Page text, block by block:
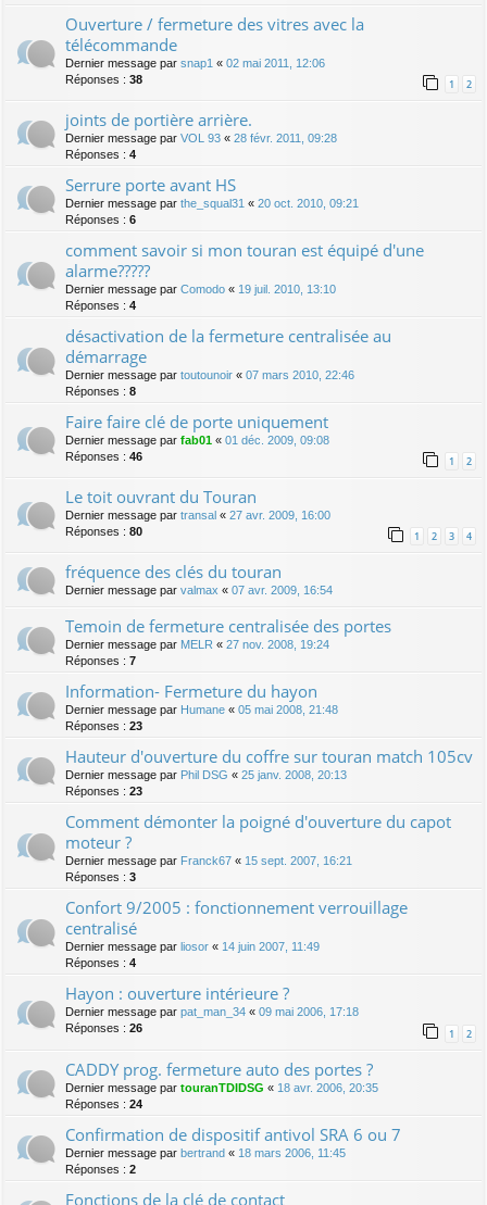
Ouverture / fermeture des vitres avec la
télécommande
Dernier message par snap1 « 02 mai 2011, 12:06
Réponses : 38 1 2
joints de portière arrière.
Dernier message par VOL 93 « 28 févr. 2011, 09:28
Réponses : 4
Serrure porte avant HS
Dernier message par the_squal31 « 20 oct. 2010, 09:21
Réponses : 6
comment savoir si mon touran est équipé d'une
alarme?????
Dernier message par Comodo « 19 juil. 2010, 13:10
Réponses : 4
désactivation de la fermeture centralisée au
démarrage
Dernier message par toutounoir « 07 mars 2010, 22:46
Réponses : 8
Faire faire clé de porte uniquement
Dernier message par fab01 « 01 déc. 2009, 09:08
Réponses : 46 1 2
Le toit ouvrant du Touran
Dernier message par transal « 27 avr. 2009, 16:00
Réponses : 80 1 2 3 4
fréquence des clés du touran
Dernier message par valmax « 07 avr. 2009, 16:54
Temoin de fermeture centralisée des portes
Dernier message par MELR « 27 nov. 2008, 19:24
Réponses : 7
Information- Fermeture du hayon
Dernier message par Humane « 05 mai 2008, 21:48
Réponses : 23
Hauteur d'ouverture du coffre sur touran match 105cv
Dernier message par Phil DSG « 25 janv. 2008, 20:13
Réponses : 23
Comment démonter la poigné d'ouverture du capot
moteur ?
Dernier message par Franck67 « 15 sept. 2007, 16:21
Réponses : 3
Confort 9/2005 : fonctionnement verrouillage
centralisé
Dernier message par liosor « 14 juin 2007, 11:49
Réponses : 4
Hayon : ouverture intérieure ?
Dernier message par pat_man_34 « 09 mai 2006, 17:18
Réponses : 26 1 2
CADDY prog. fermeture auto des portes ?
Dernier message par touranTDIDSG « 18 avr. 2006, 20:35
Réponses : 24
Confirmation de dispositif antivol SRA 6 ou 7
Dernier message par bertrand « 18 mars 2006, 11:45
Réponses : 2
Fonctions de la clé de contact